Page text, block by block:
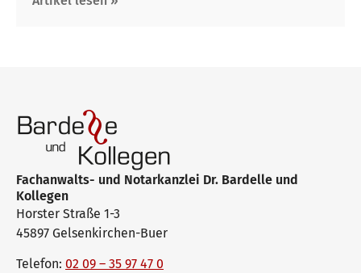
Fachanwalts- und Notarkanzlei Dr. Bardelle und
Kollegen
Horster Straße 1-3
45897 Gelsenkirchen-Buer
Telefon: 02 09 – 35 97 47 0